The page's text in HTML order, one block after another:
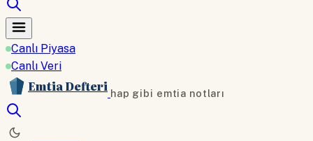
Canlı Piyasa
Canlı Veri
Emtia Defteri hap gibi emtia notları